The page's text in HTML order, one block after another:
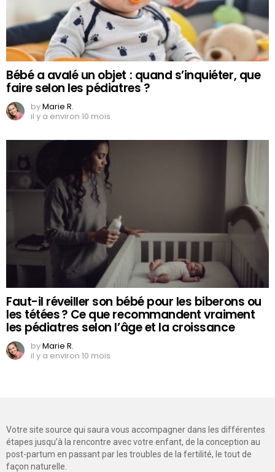
Bébé a avalé un objet : quand s’inquiéter, que
faire selon les pédiatres ?
byMarie R.
il y a environ 10 mois
Faut-il réveiller son bébé pour les biberons ou
les tétées ? Ce que recommandent vraiment
les pédiatres selon l’âge et la croissance
byMarie R.
il y a environ 10 mois
Votre site source qui saura vous accompagner dans les différentes
étapes jusqu’à la rencontre avec votre enfant, de la conception au
post-partum en passant par les troubles de la fertilité, le tout de
façon naturelle.